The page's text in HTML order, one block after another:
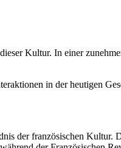
Kultur. In einer
in der heutigen
der französischen